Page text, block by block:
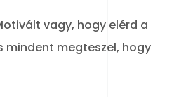
vagy, hogy elérd a
mindent megteszel, hogy